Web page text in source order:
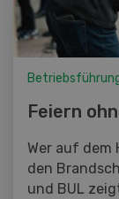
Feiern
Wer auf dem
den
und BUL